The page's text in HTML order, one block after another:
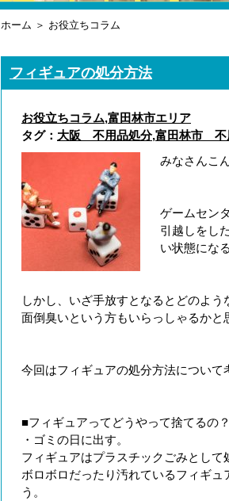
ホーム ＞ お役立ちコラム
フィギュアの処分方法
お役立ちコラム,富田林市エリア
タグ： 大阪 不用品処分,富田林市 不
みなさんこ
ゲームセン
引越しをし
い状態にな
しかし、いざ手放すとなるとどのよ
面倒臭いという方もいらっしゃるかと
今回はフィギュアの処分方法について
■フィギュアってどうやって捨てるの？
・ゴミの日に出す。
フィギュアはプラスチックごみとして
ボロボロだったり汚れているフィギ
う。